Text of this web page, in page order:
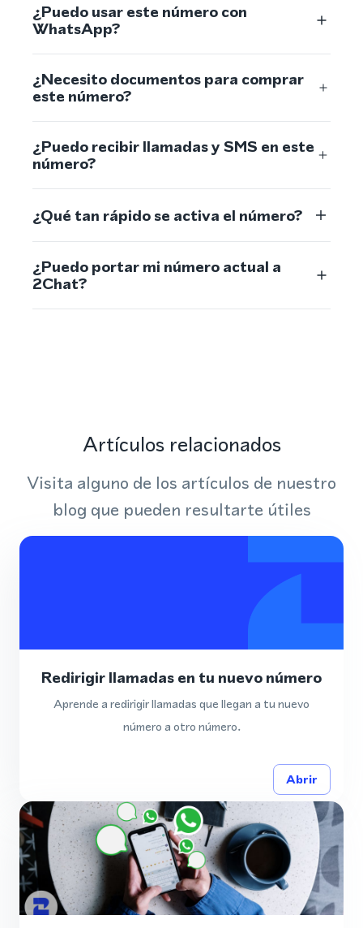
¿Puedo usar este número con
WhatsApp?
¿Necesito documentos para comprar
este número?
¿Puedo recibir llamadas y SMS en este
número?
¿Qué tan rápido se activa el número?
¿Puedo portar mi número actual a
2Chat?
Artículos relacionados
Visita alguno de los artículos de nuestro
blog que pueden resultarte útiles
Redirigir llamadas en tu nuevo número
Aprende a redirigir llamadas que llegan a tu nuevo
número a otro número.
Abrir